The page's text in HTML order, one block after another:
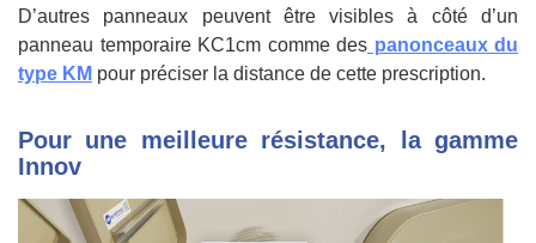
D’autres panneaux peuvent être visibles à côté d’un
panneau temporaire KC1cm comme des panonceaux du
type KM pour préciser la distance de cette prescription.
Pour une meilleure résistance, la gamme
Innov